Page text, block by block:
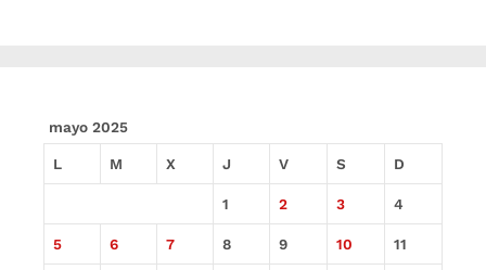
mayo 2025
L M X J V S D
1 2 3 4
5 6 7 8 9 10 11